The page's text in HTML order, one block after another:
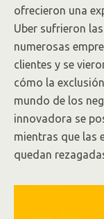
ofrecieron una
Uber sufrieron
numerosas
clientes y se
cómo la
mundo de los
innovadora se
mientras que las
quedan